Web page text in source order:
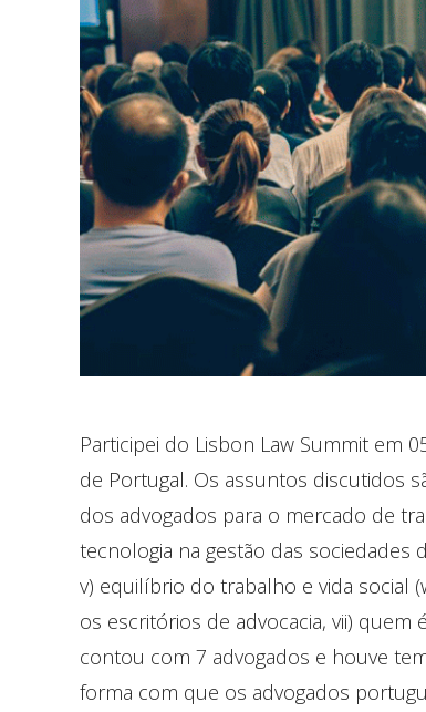
Participei do Lisbon Law Summit em
de Portugal. Os assuntos discutidos
dos advogados para o mercado de
tecnologia na gestão das sociedades
v) equilíbrio do trabalho e vida social
os escritórios de advocacia, vii)
contou com 7 advogados e houve
forma com que os advogados